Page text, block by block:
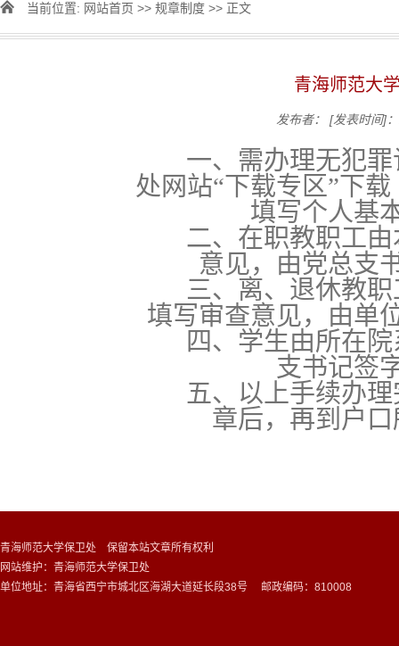
当前位置: 网站首页 >> 规章制度 >> 正文
青海师范大
发布者： [发表时间]
一、需办理无犯罪
处网站“下载专区”下
填写个人基
二、在职教职工由
意见，由党总支
三、离、退休教职
填写审查意见，由单
四、学生由所在院
支书记签
五、以上手续办理
章后，再到户
青海师范大学保卫处 保留本站文章所有权利
网站维护：青海师范大学保卫处
单位地址：青海省西宁市城北区海湖大道延长段38号 邮政编码：810008